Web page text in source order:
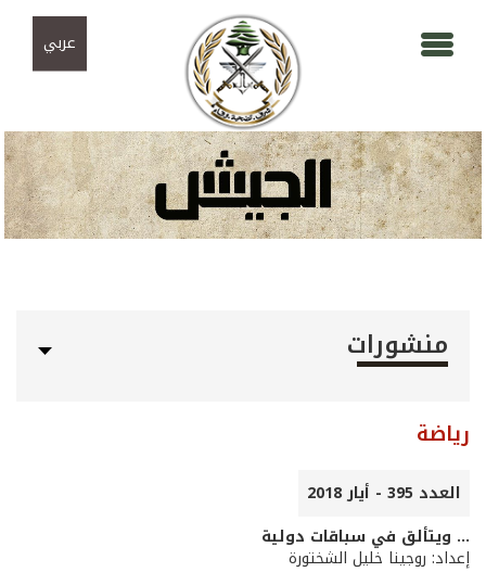
عربي
منشورات
رياضة
العدد 395 - أيار 2018
... ويتألق في سباقات دولية
إعداد: روجينا خليل الشختورة